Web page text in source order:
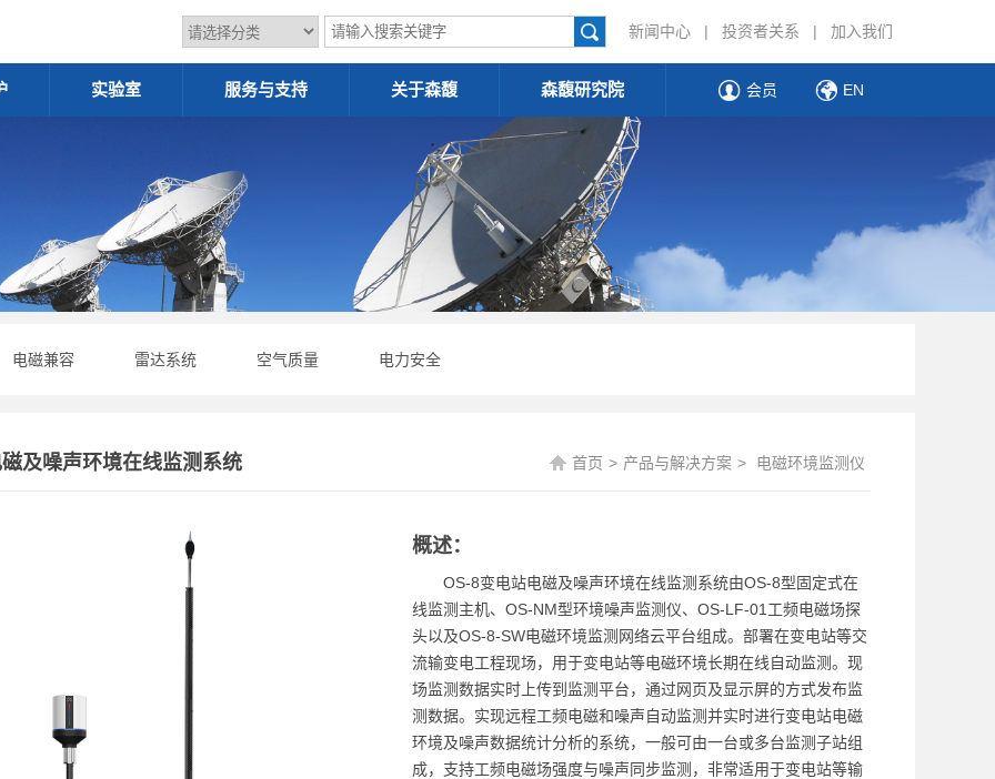
新闻中心 | 投资者关系 | 加入我们
实验室 服务与支持 关于森馥 森馥研究院 会员 EN
电磁兼容 雷达系统 空气质量 电力安全
及噪声环境在线监测系统 首页 > 产品与解决方案 > 电磁环境监测仪
概述：
OS-8变电站电磁及噪声环境在线监测系统由OS-8型固定式在
线监测主机、OS-NM型环境噪声监测仪、OS-LF-01工频电磁场探
头以及OS-8-SW电磁环境监测网络云平台组成。部署在变电站等交
流输变电工程现场，用于变电站等电磁环境长期在线自动监测。现
场监测数据实时上传到监测平台，通过网页及显示屏的方式发布监
测数据。实现远程工频电磁和噪声自动监测并实时进行变电站电磁
环境及噪声数据统计分析的系统，一般可由一台或多台监测子站组
成，支持工频电磁场强度与噪声同步监测，非常适用于变电站等输